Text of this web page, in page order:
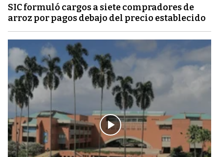
SIC formuló cargos a siete compradores de
arroz por pagos debajo del precio establecido